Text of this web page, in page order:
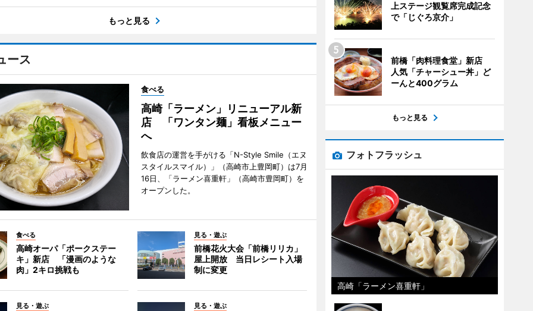
もっと見る
ース
食べる
高崎「ラーメン」リニューアル新
店 「ワンタン麺」看板メニュー
へ
飲食店の運営を手がける「N-Style Smile（エヌ
スタイルスマイル）」（高崎市上豊岡町）は7月
16日、「ラーメン喜重軒」（高崎市豊岡町）を
オープンした。
食べる
高崎オーパ「ポークステー
キ」新店 「漫画のような
肉」2キロ挑戦も
見る・遊ぶ
前橋花火大会「前橋リリカ」
屋上開放 当日レシート入場
制に変更
見る・遊ぶ 見る・遊ぶ
上ステージ観覧席完成記念
で「じぐろ京介」
前橋「肉料理食堂」新店
人気「チャーシュー丼」ど
ーんと400グラム
もっと見る
フォトフラッシュ
高崎「ラーメン喜重軒」